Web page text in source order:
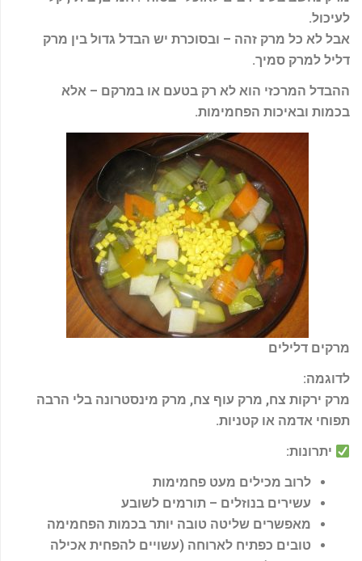
לעיכול.
אבל לא כל מרק זהה – ובסוכרת יש הבדל גדול בין מרק
דליל למרק סמיך.
ההבדל המרכזי הוא לא רק בטעם או במרקם – אלא
בכמות ובאיכות הפחמימות.
מרקים דלילים
לדוגמה:
מרק ירקות צח, מרק עוף צח, מרק מינסטרונה בלי הרבה
תפוחי אדמה או קטניות.
יתרונות:
לרוב מכילים מעט פחמימות
עשירים בנוזלים – תורמים לשובע
מאפשרים שליטה טובה יותר בכמות הפחמימה
טובים כפתיח לארוחה (עשויים להפחית אכילה